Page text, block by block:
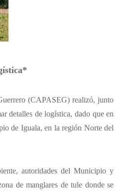
(CAPASEG) realizó, junto
detalles de logística, dado que en
de Iguala, en la región Norte del
autoridades del Municipio y
de manglares de tule donde se